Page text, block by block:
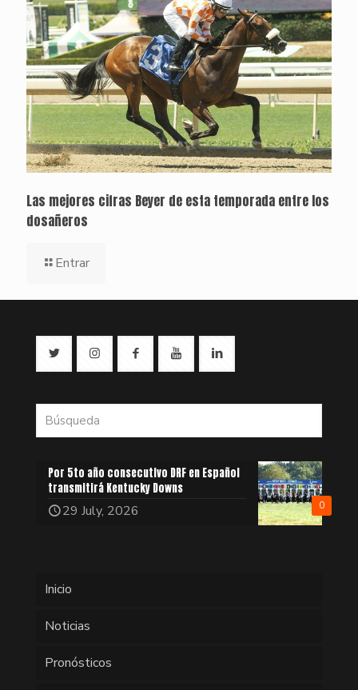
Las mejores cifras Beyer de esta temporada entre los
dosañeros
Entrar
0
Por 5to año consecutivo DRF en Español
transmitirá Kentucky Downs
29 July, 2026
Inicio
Noticias
Pronósticos